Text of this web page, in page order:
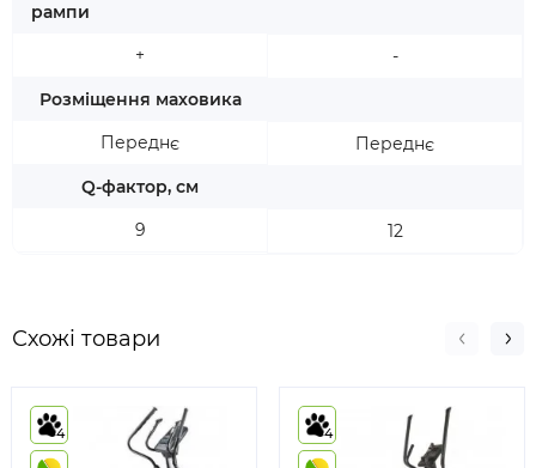
рампи
+
Розміщення маховика
Переднє
Q-фактор, см
9
-
Переднє
12
Схожі товари
4 4